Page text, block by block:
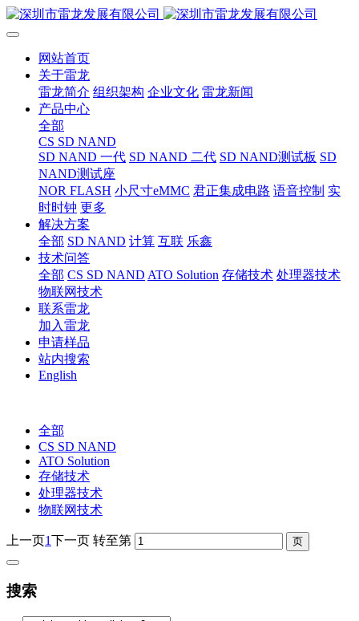
网站首页
关于雷龙
雷龙简介 组织架构 企业文化 雷龙新闻
产品中心
全部
CS SD NAND
SD NAND 一代 SD NAND 二代 SD NAND测试板 SD
NAND测试座
NOR FLASH 小尺寸eMMC 君正集成电路 语音控制 实
时时钟 更多
解决方案
全部 SD NAND 计算 互联 乐鑫
技术问答
全部 CS SD NAND ATO Solution 存储技术 处理器技术
物联网技术
联系雷龙
加入雷龙
申请样品
站内搜索
English
全部
CS SD NAND
ATO Solution
存储技术
处理器技术
物联网技术
上一页1下一页 转至第
搜索